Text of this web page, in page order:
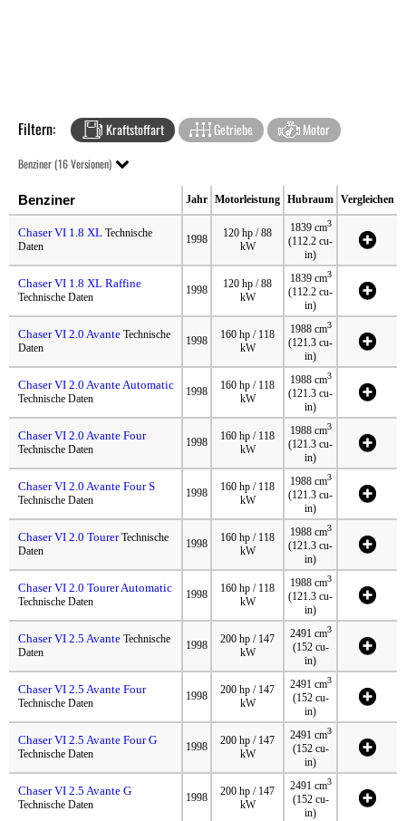
Filtern: Kraftstoffart Getriebe Motor
Benziner (16 Versionen)
Benziner Jahr Motorleistung Hubraum Vergleichen
Chaser VI 1.8 XL Technische
Daten
1998
120 hp / 88
kW
1839 cm3
(112.2 cu-
in)
Chaser VI 1.8 XL Raffine
Technische Daten
1998
120 hp / 88
kW
1839 cm3
(112.2 cu-
in)
Chaser VI 2.0 Avante Technische
Daten
1998
160 hp / 118
kW
1988 cm3
(121.3 cu-
in)
Chaser VI 2.0 Avante Automatic
Technische Daten
1998
160 hp / 118
kW
1988 cm3
(121.3 cu-
in)
Chaser VI 2.0 Avante Four
Technische Daten
1998
160 hp / 118
kW
1988 cm3
(121.3 cu-
in)
Chaser VI 2.0 Avante Four S
Technische Daten
1998
160 hp / 118
kW
1988 cm3
(121.3 cu-
in)
Chaser VI 2.0 TourerTechnische
Daten
1998
160 hp / 118
kW
1988 cm3
(121.3 cu-
in)
Chaser VI 2.0 Tourer Automatic
Technische Daten
1998
160 hp / 118
kW
1988 cm3
(121.3 cu-
in)
Chaser VI 2.5 Avante Technische
Daten
1998
200 hp / 147
kW
2491 cm3
(152 cu-
in)
Chaser VI 2.5 Avante Four
Technische Daten
1998
200 hp / 147
kW
2491 cm3
(152 cu-
in)
Chaser VI 2.5 Avante Four G
Technische Daten
1998
200 hp / 147
kW
2491 cm3
(152 cu-
in)
Chaser VI 2.5 Avante G
Technische Daten
1998
200 hp / 147
kW
2491 cm3
(152 cu-
in)